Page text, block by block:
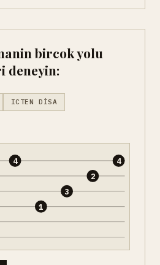
bircok yolu
deneyin:
ICTEN DISA
4
1
3
2
4